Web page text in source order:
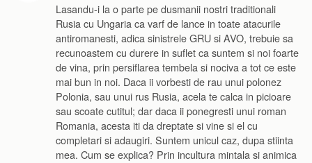
Lasandu-i la o parte pe dusmanii nostri traditionali
Rusia cu Ungaria ca varf de lance in toate atacurile
antiromanesti, adica sinistrele GRU si AVO, trebuie sa
recunoastem cu durere in suflet ca suntem si noi foarte
de vina, prin persiflarea tembela si nociva a tot ce este
mai bun in noi. Daca ii vorbesti de rau unui polonez
Polonia, sau unui rus Rusia, acela te calca in picioare
sau scoate cutitul; dar daca ii ponegresti unui roman
Romania, acesta iti da dreptate si vine si el cu
completari si adaugiri. Suntem unicul caz, dupa stiinta
mea. Cum se explica? Prin incultura mintala si animica